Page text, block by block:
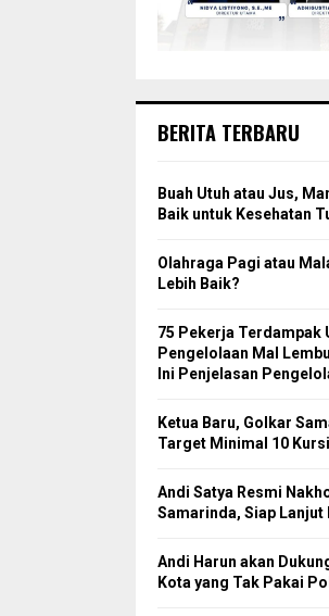
BERITA TERBARU
Buah Utuh atau Jus,
Baik untuk Kesehatan
Olahraga Pagi atau
Lebih Baik?
75 Pekerja Terdampak
Pengelolaan Mal
Ini Penjelasan
Ketua Baru, Golkar
Target Minimal 10
Andi Satya Resmi
Samarinda, Siap Lanjut
Andi Harun akan
Kota yang Tak Pakai